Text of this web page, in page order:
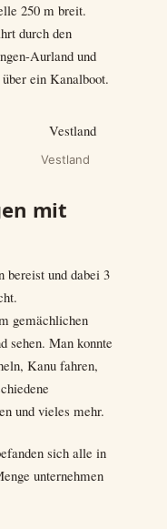
250 m breit.
durch den
Aurland und
ein Kanalboot.
Vestland
mit
bereist und dabei 3
gemächlichen
sehen. Man konnte
Kanu fahren,
und vieles mehr.
sich alle in
unternehmen